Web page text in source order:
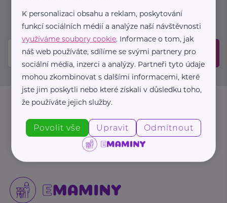
událostech. Prosíme, potvrďte odběr ve vaší e-
mailové schránce.
Odeslat
K personalizaci obsahu a reklam, poskytování
funkcí sociálních médií a analýze naší návštěvnosti
využíváme soubory cookie. Informace o tom, jak
náš web používáte, sdílíme se svými partnery pro
sociální média, inzerci a analýzy. Partneři tyto údaje
mohou zkombinovat s dalšími informacemi, které
jste jim poskytli nebo které získali v důsledku toho,
že používáte jejich služby.
Povolit vše Upravit Odmítnout